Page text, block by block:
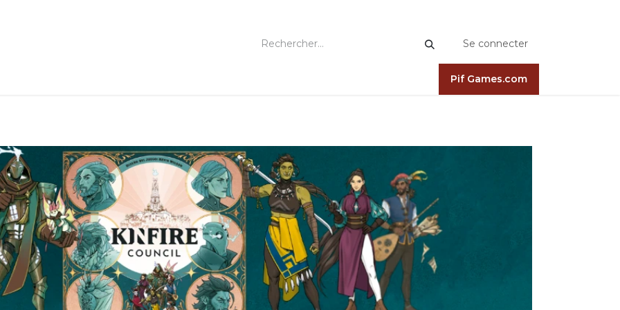
Se connecter
Pif Games.com